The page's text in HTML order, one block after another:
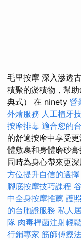
毛里按摩 深入滲透
積聚的淤積物，幫
典式） 在 ninety 營
外燴服務 人工植牙
按摩排毒 適合您的
的舒適按摩中享受
體敷裹和身體磨砂
同時為身心帶來更
方位提升自信的選
腳底按摩技巧課程
中全身按摩推薦 護
的台胞證服務 私人
隊 肉毒桿菌注射輕
行銷專家 筋師傅療